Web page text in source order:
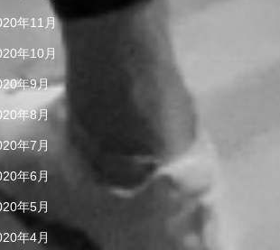
年11月
年10月
年9月
年8月
年7月
年6月
年5月
年4月